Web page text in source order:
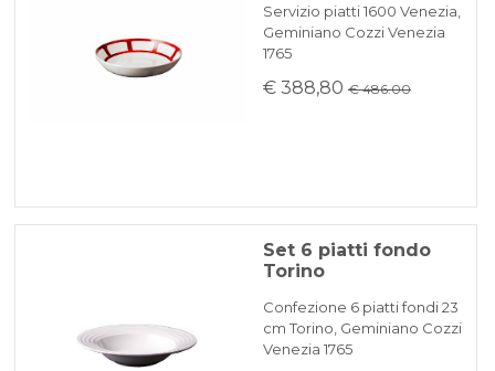
Servizio piatti 1600 Venezia,
Geminiano Cozzi Venezia
1765
€ 388,80 € 486.00
Set 6 piatti fondo
Torino
Confezione 6 piatti fondi 23
cm Torino, Geminiano Cozzi
Venezia 1765